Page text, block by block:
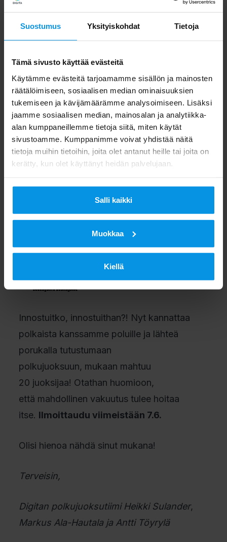
Suostumus Yksityiskohdat Tietoja
Tämä sivusto käyttää evästeitä
Käytämme evästeitä tarjoamamme sisällön ja mainosten
räätälöimiseen, sosiaalisen median ominaisuuksien
tukemiseen ja kävijämäärämme analysoimiseen. Lisäksi
jaamme sosiaalisen median, mainosalan ja analytiikka-
alan kumppaneillemme tietoja siitä, miten käytät
sivustoamme. Kumppanimme voivat yhdistää näitä
tietoja muihin tietoihin, joita olet antanut heille tai joita on
kerätty, kun olet käyttänyt heidän palvelujaan.
Salli kaikki
Muokkaa
Kiellä
Paloheinässä
24.8.17.00-18.30 Juoksutreenit
Paloheinässä
14.9.17.00-18.30 Juoksutreenit
Paloheinässä
17.00-18.30 Juoksutreenit
Paloheinässä
Innostuitko, innostuithan?! Nyt kannattaa
polkaista kanssamme poluille ja lähteä
porukalla tutustumaan
polkujuoksuun, mukaan mahtuu
20 juoksijaa! Otathan huomioon,
että mahdollinen vakuutus tulee hoitaa
itse. Ilmoittaudu viimeistään 7.6.
Olisi hienoa nähdä sinut mukana!
Terveisin,
Digitan polkujuoksutiimi Heikki Sulander,
Markus Ala-Hautala ja Antti Töyrylä